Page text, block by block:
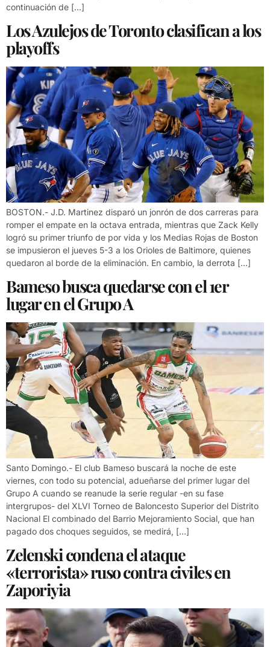
continuación de […]
Los Azulejos de Toronto clasifican a los
playoffs
BOSTON.- J.D. Martinez disparó un jonrón de dos carreras para
romper el empate en la octava entrada, mientras que Zack Kelly
logró su primer triunfo de por vida y los Medias Rojas de Boston
se impusieron el jueves 5-3 a los Orioles de Baltimore, quienes
quedaron al borde de la eliminación. En cambio, la derrota […]
Bameso busca quedarse con el 1er
lugar en el Grupo A
Santo Domingo.- El club Bameso buscará la noche de este
viernes, con todo su potencial, adueñarse del primer lugar del
Grupo A cuando se reanude la serie regular -en su fase
intergrupos- del XLVI Torneo de Baloncesto Superior del Distrito
Nacional El combinado del Barrio Mejoramiento Social, que han
pagado dos choques seguidos, se medirá, […]
Zelenski condena el ataque
«terrorista» ruso contra civiles en
Zaporiyia